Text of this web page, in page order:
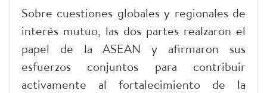
Sobre cuestiones globales y regionales de
interés mutuo, las dos partes realzaron el
papel de la ASEAN y afirmaron sus
esfuerzos conjuntos para contribuir
activamente al fortalecimiento de la